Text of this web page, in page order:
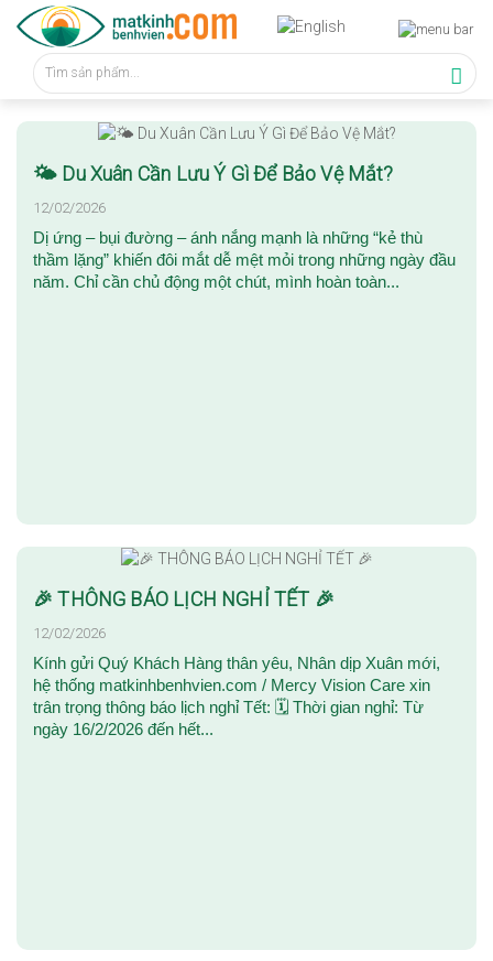
🌤 Du Xuân Cần Lưu Ý Gì Để Bảo Vệ Mắt?
12/02/2026
Dị ứng – bụi đường – ánh nắng mạnh là những “kẻ thù
thầm lặng” khiến đôi mắt dễ mệt mỏi trong những ngày đầu
năm. Chỉ cần chủ động một chút, mình hoàn toàn...
🎉 THÔNG BÁO LỊCH NGHỈ TẾT 🎉
12/02/2026
Kính gửi Quý Khách Hàng thân yêu, Nhân dịp Xuân mới,
hệ thống matkinhbenhvien.com / Mercy Vision Care xin
trân trọng thông báo lịch nghỉ Tết: 🗓 Thời gian nghỉ: Từ
ngày 16/2/2026 đến hết...